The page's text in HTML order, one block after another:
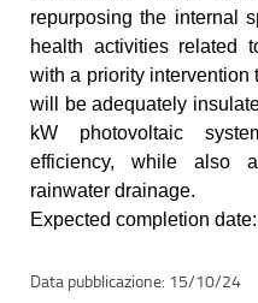
repurposing the internal
health activities related
with a priority intervention
will be adequately
kW photovoltaic
efficiency, while also
rainwater drainage.
Expected completion
15/10/24